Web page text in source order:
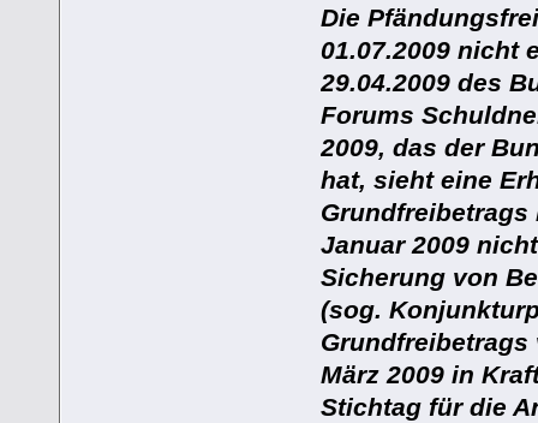
Die
01.07.2009 nicht
29.04.2009 des
Forums
2009, das der
hat, sieht eine
Grundfreibetrags
Januar 2009
Sicherung von
(sog.
Grundfreibetrags
März 2009 in
Stichtag für die